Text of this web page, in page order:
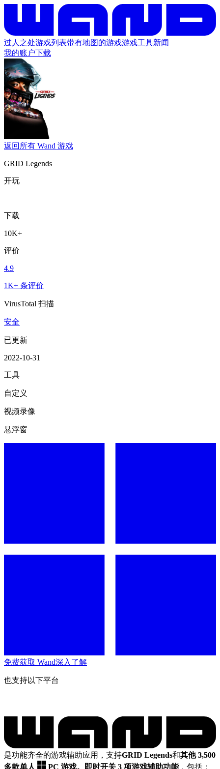
过人之处游戏列表带有地图的游戏游戏工具新闻
我的账户下载
返回所有 Wand 游戏
GRID Legends
开玩
下载
10K+
评价
4.9
1K+ 条评价
VirusTotal 扫描
安全
已更新
2022-10-31
工具
自定义
视频录像
悬浮窗
免费获取 Wand深入了解
也支持以下平台
是功能齐全的游戏辅助应用，支持GRID Legends和其他 3,500
多款单人
PC 游戏。 即时开关 3 项游戏辅助功能，包括：